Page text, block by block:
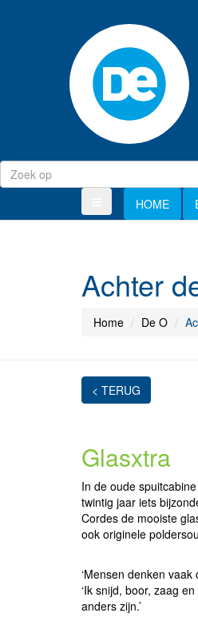
HOME
Achter
Home De O
< TERUG
Glasxtra
In de oude
twintig jaar iets
Cordes de mooiste
ook originele
‘Mensen denken
‘Ik snijd, boor, zaag
anders zijn.’